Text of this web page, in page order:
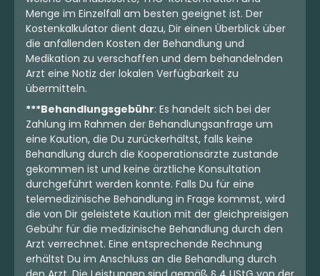
Menge im Einzelfall am besten geeignet ist. Der
Kostenkalkulator dient dazu, Dir einen Überblick über
die anfallenden Kosten der Behandlung und
Medikation zu verschaffen und dem behandelnden
Arzt eine Notiz der lokalen Verfügbarkeit zu
übermitteln.
***Behandlungsgebühr: Es handelt sich bei der
Zahlung im Rahmen der Behandlungsanfrage um
eine Kaution, die Du zurückerhältst, falls keine
Behandlung durch die Kooperationsärzte zustande
gekommen ist und keine ärztliche Konsultation
durchgeführt werden konnte. Falls Du für eine
telemedizinische Behandlung in Frage kommst, wird
die von Dir geleistete Kaution mit der gleichpreisigen
Gebühr für die medizinische Behandlung durch den
Arzt verrechnet. Eine entsprechende Rechnung
erhältst Du im Anschluss an die Behandlung durch